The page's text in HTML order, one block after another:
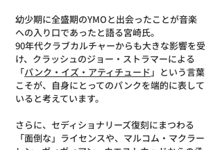
幼少期に全盛期のYMOと出会ったことが音楽
への入り口であったと語る宮崎氏。
90年代クラブカルチャーからも大きな影響を受
け、クラッシュのジョー・ストラマーによる
「パンク・イズ・アティチュード 」という言葉
こそが、自身にとってのパンクを端的に表して
いると考えています。
さらに、セディショナリーズ復刻にまつわる
「面倒な」ライセンスや、マルコム・マクラー